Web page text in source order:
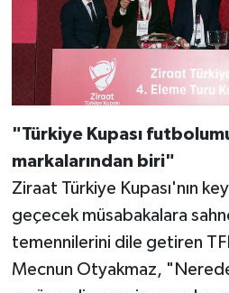
"Türkiye Kupası
markalarından biri"
Ziraat Türkiye Kupası'nın
geçecek müsabakalara
temennilerini dile getiren
Mecnun Otyakmaz,